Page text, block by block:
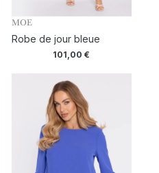
MOE
Robe de jour bleue
101,00€